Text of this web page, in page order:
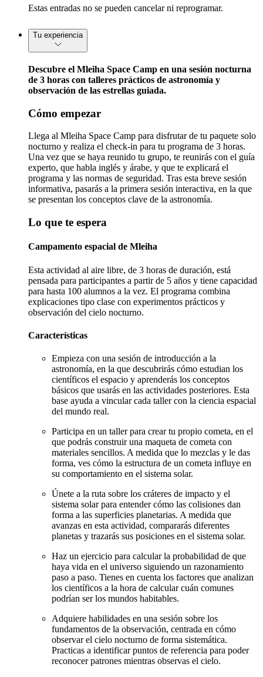
Estas entradas no se pueden cancelar ni reprogramar.
Tu experiencia
Descubre el Mleiha Space Camp en una sesión nocturna
de 3 horas con talleres prácticos de astronomía y
observación de las estrellas guiada.
Cómo empezar
Llega al Mleiha Space Camp para disfrutar de tu paquete solo
nocturno y realiza el check-in para tu programa de 3 horas.
Una vez que se haya reunido tu grupo, te reunirás con el guía
experto, que habla inglés y árabe, y que te explicará el
programa y las normas de seguridad. Tras esta breve sesión
informativa, pasarás a la primera sesión interactiva, en la que
se presentan los conceptos clave de la astronomía.
Lo que te espera
Campamento espacial de Mleiha
Esta actividad al aire libre, de 3 horas de duración, está
pensada para participantes a partir de 5 años y tiene capacidad
para hasta 100 alumnos a la vez. El programa combina
explicaciones tipo clase con experimentos prácticos y
observación del cielo nocturno.
Características
Empieza con una sesión de introducción a la
astronomía, en la que descubrirás cómo estudian los
científicos el espacio y aprenderás los conceptos
básicos que usarás en las actividades posteriores. Esta
base ayuda a vincular cada taller con la ciencia espacial
del mundo real.
Participa en un taller para crear tu propio cometa, en el
que podrás construir una maqueta de cometa con
materiales sencillos. A medida que lo mezclas y le das
forma, ves cómo la estructura de un cometa influye en
su comportamiento en el sistema solar.
Únete a la ruta sobre los cráteres de impacto y el
sistema solar para entender cómo las colisiones dan
forma a las superficies planetarias. A medida que
avanzas en esta actividad, compararás diferentes
planetas y trazarás sus posiciones en el sistema solar.
Haz un ejercicio para calcular la probabilidad de que
haya vida en el universo siguiendo un razonamiento
paso a paso. Tienes en cuenta los factores que analizan
los científicos a la hora de calcular cuán comunes
podrían ser los mundos habitables.
Adquiere habilidades en una sesión sobre los
fundamentos de la observación, centrada en cómo
observar el cielo nocturno de forma sistemática.
Practicas a identificar puntos de referencia para poder
reconocer patrones mientras observas el cielo.